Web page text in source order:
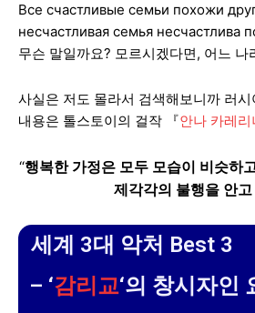
Все счастливые семьи похожи
несчастливая семья несчастлива
무슨 말일까요? 모르시겠다면, 어느 나
사실은 저도 몰라서 검색해보니까 러
내용은 톨스토이의 걸작 『안나 카레리
“행복한 가정은 모두 모습이 비슷하
제각각의 불행을 안고
세계 3대 악처 Best 3
– ‘감리교‘의 창시자인